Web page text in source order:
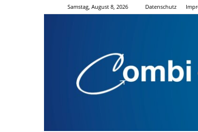
Samstag, August 8, 2026 Datenschutz